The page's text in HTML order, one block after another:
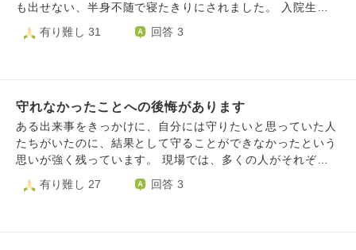
も出せない、半身不随で寝たきりにされました。 入院生活
でも、医者への怒りや、叶わないのにどうにか少しでも元に
戻って欲しい気持ちばかりで、母には辛く当たってしまいま
らず、何も感じない母。 手術する前の元気な母に戻ってほ
しい。叶うはずは無いのに、そこまで考えが及びませんでし
た。 果物をたべさせたり、ゼリー状のものを飲ませたり。
一度、ペットボトルの水をたくさん飲ませて吐いたことがあ
の顔は、きっと悪魔のようだったに違いありません。 それ
有り難し 31 回答 3
守れなかったことへの後悔があります
ある出来事をきっかけに、自分には守りたいと思っていた人
たちがいたのに、結果として守ることができなかったという
思いが強く残っています。 現場では、多くの人がそれぞれ
苦しい状況の中で懸命に頑張っていました。その姿を見てき
たからこそ、「もっと何かできたのではないか」という後悔
有り難し 27 回答 3